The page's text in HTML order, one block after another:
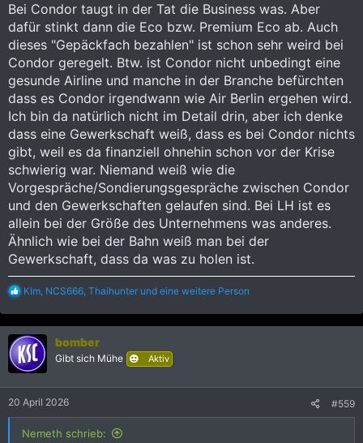
Bei Condor taugt in der Tat die Business was. Aber
dafür stinkt dann die Eco bzw. Premium Eco ab. Auch
dieses "Gepäckfach bezahlen" ist schon sehr weird bei
Condor geregelt. Btw. ist Condor nicht unbedingt eine
gesunde Airline und manche in der Branche befürchten
dass es Condor irgendwann wie Air Berlin ergehen wird.
Ich bin da natürlich nicht im Detail drin, aber ich denke
dass eine Gewerkschaft weiß, dass es bei Condor nichts
gibt, weil es da finanziell ohnehin schon vor der Krise
schwierig war. Niemand weiß wie die
Vorgespräche/Sondierungsgespräche zwischen Condor
und den Gewerkschaften gelaufen sind. Bei LH ist es
allein bei der Größe des Unternehmens was anderes.
Ähnlich wie bei der Bahn weiß man bei der
Gewerkschaft, dass da was zu holen ist.
R
a
k
t
i
o
n
:
KIm, NCS666, Thaihunter und eine weitere Person
bomber
Gibt sich Mühe Aktiv
20 April 2026 #559
Nemeth schrieb: